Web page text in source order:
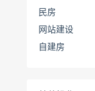
民房
网站建设
自建房